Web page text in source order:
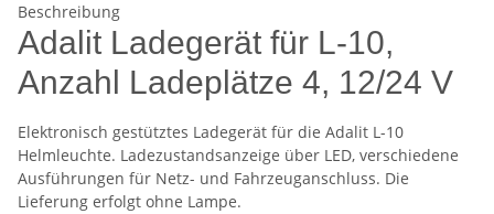
Beschreibung
Adalit Ladegerät für L-10,
Anzahl Ladeplätze 4, 12/24 V
Elektronisch gestütztes Ladegerät für die Adalit L-10
Helmleuchte. Ladezustandsanzeige über LED, verschiedene
Ausführungen für Netz- und Fahrzeuganschluss. Die
Lieferung erfolgt ohne Lampe.